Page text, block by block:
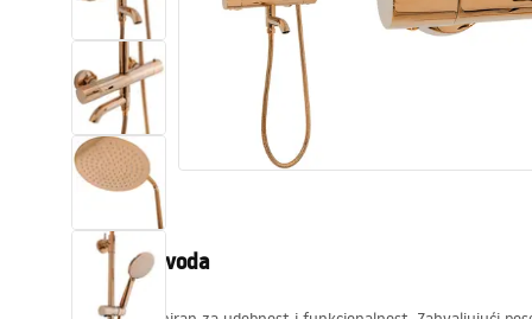
Miješalice, pipe, slavine
Tuševi
Kuhinja
Pribor i kupaonski namještaj
Opis proizvoda